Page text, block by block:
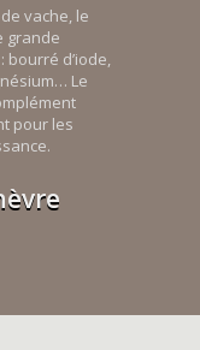
vache, le
grande
bourré d’iode,
Le
pour les